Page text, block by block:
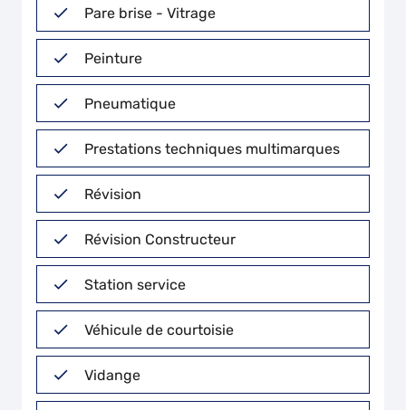
Pare brise - Vitrage
Peinture
Pneumatique
Prestations techniques multimarques
Révision
Révision Constructeur
Station service
Véhicule de courtoisie
Vidange